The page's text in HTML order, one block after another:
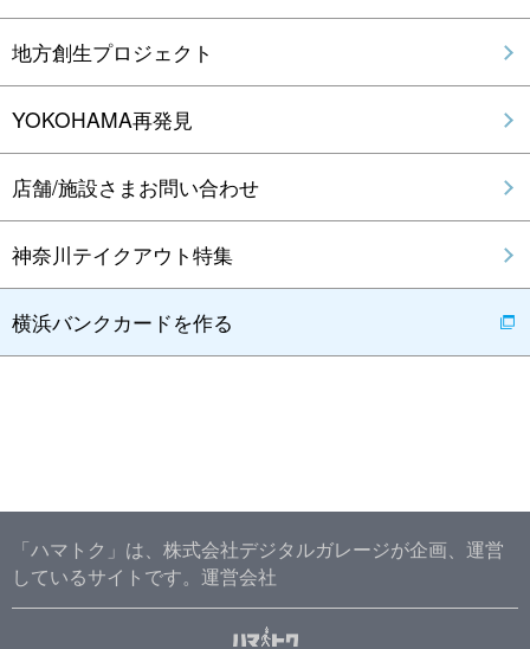
地方創生プロジェクト
YOKOHAMA再発見
店舗/施設さまお問い合わせ
神奈川テイクアウト特集
横浜バンクカードを作る
「ハマトク」は、株式会社デジタルガレージが企画、運営
しているサイトです。 運営会社